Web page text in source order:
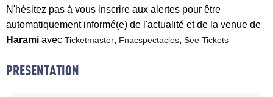
N'hésitez pas à vous inscrire aux alertes pour être
automatiquement informé(e) de l'actualité et de la venue de
Harami avec Ticketmaster, Fnacspectacles, See Tickets
PRESENTATION